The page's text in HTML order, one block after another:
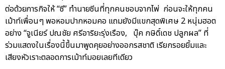
ต่อด้วยภารกิจให้ “ซี” ทำนายซีนที่ทุกคนชอบจากไพ่ ก่อนจะให้ทุกคน
เม้าท์เพื่อนๆ พอหอมปากหอมคอ แถมยังมีแขกสุดพิเศษ 2 หนุ่มฮอต
อย่าง “จูเนียร์ ปณชัย ศรีอาริยะรุ่งเรือง, บุ๊ค กษิดิ์เดช ปลูกผล” ที่
ร่วมแสดงในเรื่องนี้ขึ้นมาพูดคุยอย่างออกรสชาติ เรียกรอยยิ้มและ
เสียงหัวเราะตลอดการเม้าท์มอยเลยทีเดียว